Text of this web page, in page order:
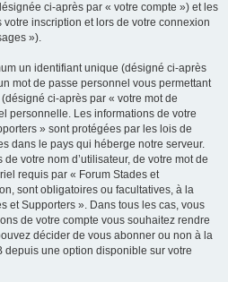
ci-après par « votre compte ») et les
inscription et lors de votre connexion
»).
un identifiant unique (désigné ci-après
mot de passe personnel vous permettant
ci-après par « votre mot de
personnelle. Les informations de votre
» sont protégées par les lois de
dans le pays qui héberge notre serveur.
votre nom d’utilisateur, de votre mot de
requis par « Forum Stades et
sont obligatoires ou facultatives, à la
et Supporters ». Dans tous les cas, vous
de votre compte vous souhaitez rendre
décider de vous abonner ou non à la
depuis une option disponible sur votre